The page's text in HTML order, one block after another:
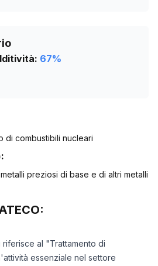
67%
di combustibili nucleari
preziosi di base e di altri metalli
riferisce al "Trattamento di
essenziale nel settore